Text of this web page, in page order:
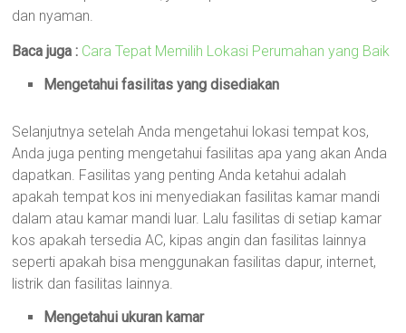
dan nyaman.
Baca juga : Cara Tepat Memilih Lokasi Perumahan yang Baik
Mengetahui fasilitas yang disediakan
Selanjutnya setelah Anda mengetahui lokasi tempat kos,
Anda juga penting mengetahui fasilitas apa yang akan Anda
dapatkan. Fasilitas yang penting Anda ketahui adalah
apakah tempat kos ini menyediakan fasilitas kamar mandi
dalam atau kamar mandi luar. Lalu fasilitas di setiap kamar
kos apakah tersedia AC, kipas angin dan fasilitas lainnya
seperti apakah bisa menggunakan fasilitas dapur, internet,
listrik dan fasilitas lainnya.
Mengetahui ukuran kamar